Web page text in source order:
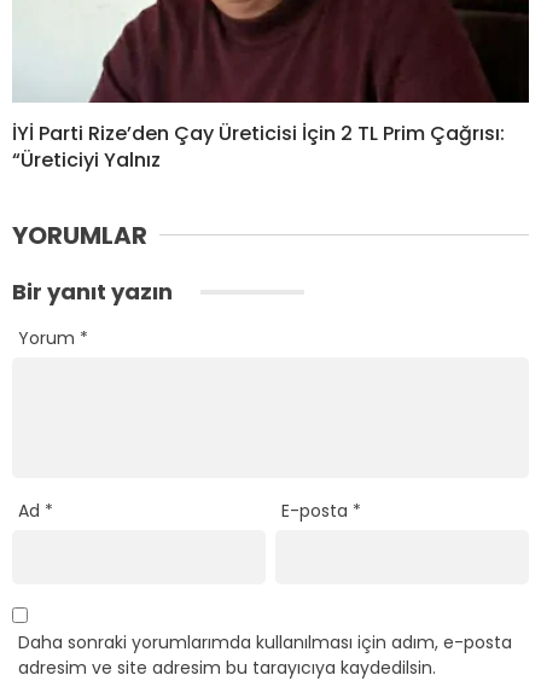
İYİ Parti Rize’den Çay Üreticisi İçin 2 TL Prim Çağrısı:
“Üreticiyi Yalnız
YORUMLAR
Bir yanıt yazın
Yorum *
Ad * E-posta *
Daha sonraki yorumlarımda kullanılması için adım, e-posta
adresim ve site adresim bu tarayıcıya kaydedilsin.